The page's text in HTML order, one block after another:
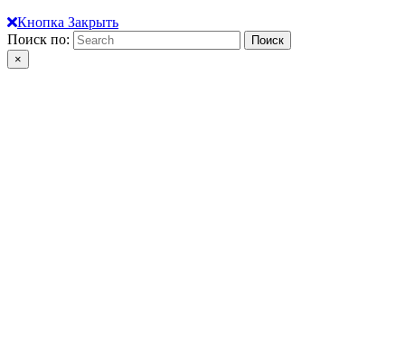
Кнопка Закрыть
Поиск по:
×